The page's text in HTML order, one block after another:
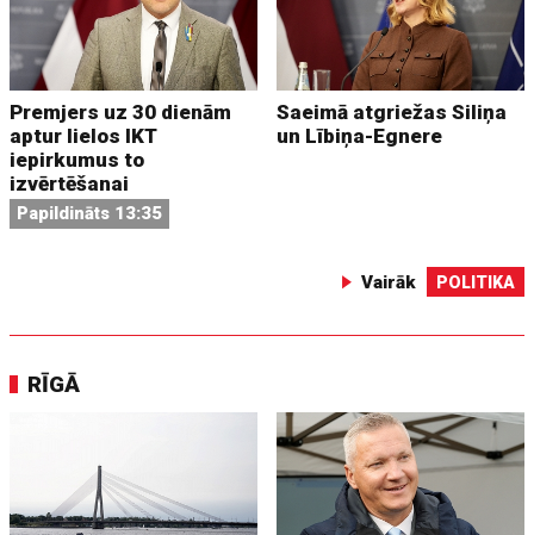
Premjers uz 30 dienām
aptur lielos IKT
iepirkumus to
izvērtēšanai
Papildināts 13:35
Saeimā atgriežas Siliņa
un Lībiņa-Egnere
Vairāk POLITIKA
RĪGĀ